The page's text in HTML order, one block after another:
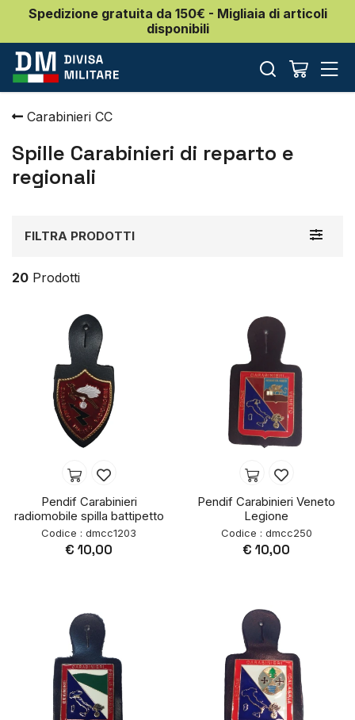
Spedizione gratuita da 150€ - Migliaia di articoli
disponibili
Carabinieri CC
Spille Carabinieri di reparto e
regionali
Toggle
FILTRA PRODOTTI
20 Prodotti
Pendif Carabinieri
radiomobile spilla battipetto
Codice : dmcc1203
€ 10,00
Pendif Carabinieri Veneto
Legione
Codice : dmcc250
€ 10,00